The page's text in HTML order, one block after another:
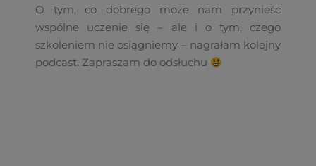
O tym, co dobrego może nam przynieśc
wspólne uczenie się – ale i o tym, czego
szkoleniem nie osiągniemy – nagrałam kolejny
podcast. Zapraszam do odsłuchu